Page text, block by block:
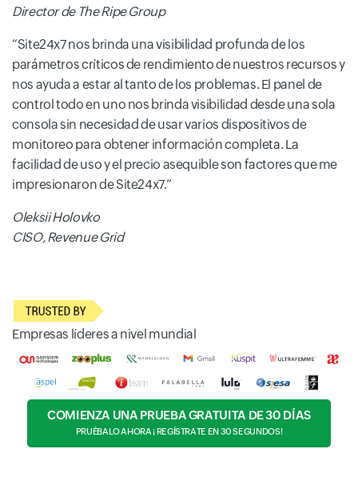
Director de The Ripe Group
Site24x7 nos brinda una visibilidad profunda de los
parámetros críticos de rendimiento de nuestros recursos y
nos ayuda a estar al tanto de los problemas. El panel de
control todo en uno nos brinda visibilidad desde una sola
consola sin necesidad de usar varios dispositivos de
monitoreo para obtener información completa. La
facilidad de uso y el precio asequible son factores que me
impresionaron de Site24x7.
Oleksii Holovko
CISO, Revenue Grid
Empresas líderes a nivel mundial
COMIENZA UNA PRUEBA GRATUITA DE 30 DÍAS
PRUÉBALO AHORA ¡ REGÍSTRATE EN 30 SEGUNDOS!